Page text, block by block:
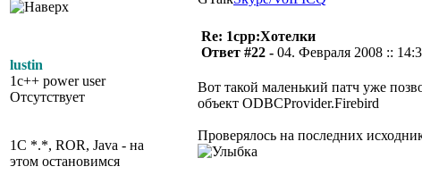
lustin
1c++ power user
Отсутствует
1C *.*, ROR, Java - на
этом остановимся
Re: 1cpp:Хотелки
Ответ #22 - 04. Февраля 2008 ::
Вот такой маленький патч уже
объект ODBCProvider.Firebird
Проверялось на последних